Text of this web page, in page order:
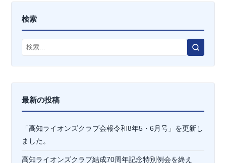
検索
検
最新の投稿
「高知ライオンズクラブ会報令和8年5・6月号」を更新し
ました。
高知ライオンズクラブ結成70周年記念特別例会を終え